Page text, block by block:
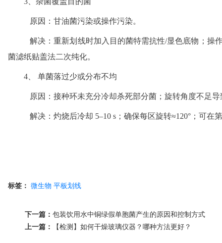
原因：甘油菌污染或操作污染。
解决：重新划线时加入目的菌特需抗性/显色底物 ；操
菌滤纸贴盖法二次纯化。
4、 单菌落过少或分布不均
原因：接种环未充分冷却杀死部分菌；旋转角度不足
解决：灼烧后冷却 5–10 s；确保每区旋转≈120°；可在
标签： 微生物 平板划线
下一篇： 包装饮用水中铜绿假单胞菌产生的原因和控制方式
上一篇：
【检测】如何干燥玻璃仪器？哪种方法更好？